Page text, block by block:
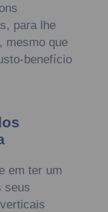
para lhe
mesmo que
benefício
em ter um
seus